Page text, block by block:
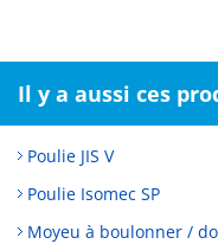
Il y a aussi ces
Poulie JIS V
Poulie Isomec SP
Moyeu à boulonner /